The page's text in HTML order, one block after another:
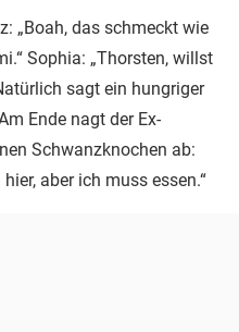
„Boah, das schmeckt wie
Sophia: „Thorsten, willst
sagt ein hungriger
Ende nagt der Ex-
Schwanzknochen ab:
aber ich muss essen.“